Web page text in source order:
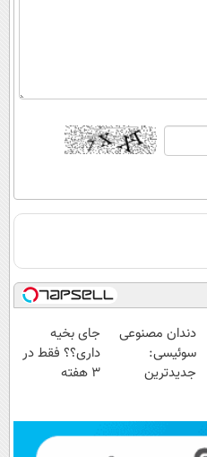
دندان مصنوعی
سوئیسی:
جدیدترین
پرداخت قسطی
جای بخیه
داری؟؟ فقط در
3 هفته